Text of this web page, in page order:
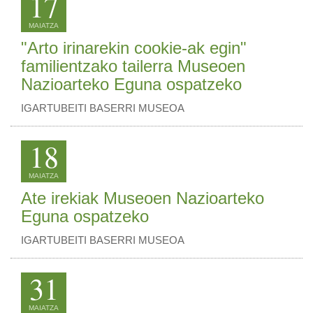
MAIATZA
"Arto irinarekin cookie-ak egin"
familientzako tailerra Museoen
Nazioarteko Eguna ospatzeko
IGARTUBEITI BASERRI MUSEOA
18
MAIATZA
Ate irekiak Museoen Nazioarteko
Eguna ospatzeko
IGARTUBEITI BASERRI MUSEOA
31
MAIATZA